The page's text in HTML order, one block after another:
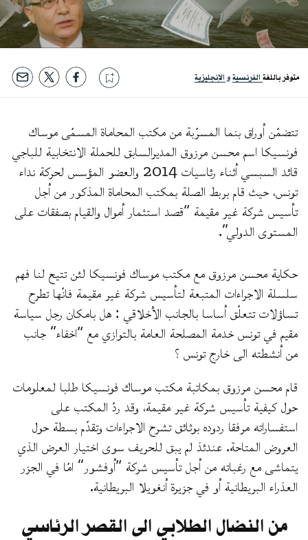
متوفر باللغة الفرنسية الإنجليزية
تتضمّن أوراق بنما المسرّبة من مكتب المحاماة المسمّى موساك
فونسيكا اسم محسن مرزوق المديرالسابق للحملة الانتخابية للباجي
قائد السبسي أثناء رئاسيات 2014 والعضو المؤسس لحركة نداء
تونس، حيث قام بربط الصلة بمكتب المحاماة المذكور من أجل
تأسيس شركة غير مقيمة “قصد استثمار أموال والقيام بصفقات على
المستوى الدولي”.
حكاية محسن مرزوق مع مكتب موساك فونسيكا لئن تتيح لنا فهم
سلسلة الاجراءات المتبعة لتأسيس شركة غير مقيمة فانّها تطرح
تساؤلات تتعلّق أساسا بالجانب الأخلاقي : هل بامكان رجل سياسة
مقيم في تونس خدمة المصلحة العامة بالتوازي مع “اخفاء” جانب
من أنشطته الى خارج تونس ؟
قام محسن مرزوق بمكاتبة مكتب موساك فونسيكا طلبا لمعلومات
حول كيفية تأسيس شركة غير مقيمة، وقد ردّ المكتب على
استفساراته مرفقا ردوده بوثائق تشرح الاجراءات وتقدّم بسطة حول
العروض المتاحة. عندئذ لم يبق للحريف سوى اختيار العرض الذي
يتماشى مع رغباته من أجل تأسيس شركة “أوفشور” امّا في الجزر
العذراء البريطانية أو في جزيرة أنغويلا البريطانية.
من النضال الطلابي الى القصر الرئاسي